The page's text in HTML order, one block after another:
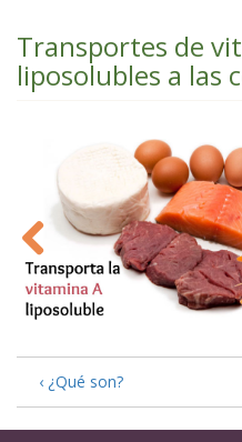
Transportes de
liposolubles a las
Previous
‹ ¿Qué son?